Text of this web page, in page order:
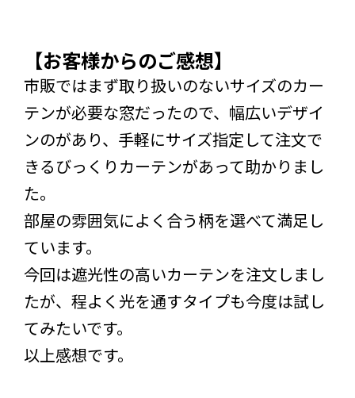
【お客様からのご感想】
市販ではまず取り扱いのないサイズのカー
テンが必要な窓だったので、幅広いデザイ
ンのがあり、手軽にサイズ指定して注文で
きるびっくりカーテンがあって助かりまし
た。
部屋の雰囲気によく合う柄を選べて満足し
ています。
今回は遮光性の高いカーテンを注文しまし
たが、程よく光を通すタイプも今度は試し
てみたいです。
以上感想です。